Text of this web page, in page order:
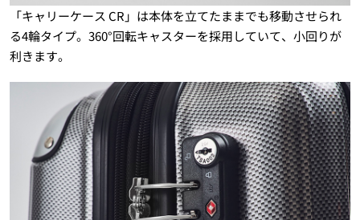
「キャリーケース CR」は本体を立てたままでも移動させられ
る4輪タイプ。360°回転キャスターを採用していて、小回りが
利きます。